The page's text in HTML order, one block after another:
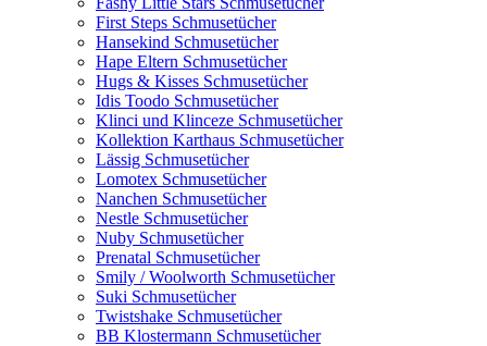
First Steps Schmusetücher
Hansekind Schmusetücher
Hape Eltern Schmusetücher
Hugs & Kisses Schmusetücher
Idis Toodo Schmusetücher
Klinci und Klinceze Schmusetücher
Kollektion Karthaus Schmusetücher
Lässig Schmusetücher
Lomotex Schmusetücher
Nanchen Schmusetücher
Nestle Schmusetücher
Nuby Schmusetücher
Prenatal Schmusetücher
Smily / Woolworth Schmusetücher
Suki Schmusetücher
Twistshake Schmusetücher
BB Klostermann Schmusetücher